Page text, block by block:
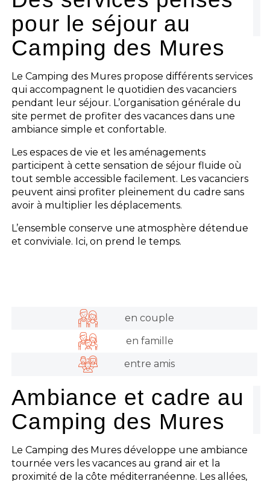
Les activités
Les infos pratiques
pour le séjour au
Camping des Mures
Le Camping des Mures propose différents services
qui accompagnent le quotidien des vacanciers
pendant leur séjour. L’organisation générale du
site permet de profiter des vacances dans une
ambiance simple et confortable.
Les espaces de vie et les aménagements
participent à cette sensation de séjour fluide où
tout semble accessible facilement. Les vacanciers
peuvent ainsi profiter pleinement du cadre sans
avoir à multiplier les déplacements.
L’ensemble conserve une atmosphère détendue
et conviviale. Ici, on prend le temps.
en couple
en famille
entre amis
Ambiance et cadre au
Camping des Mures
Le Camping des Mures développe une ambiance
tournée vers les vacances au grand air et la
proximité de la côte méditerranéenne. Les allées,